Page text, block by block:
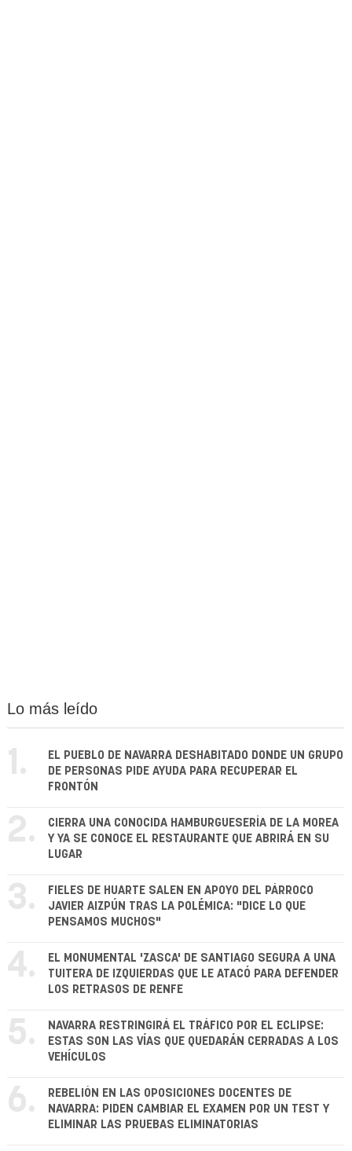
Lo más leído
1.
EL PUEBLO DE NAVARRA DESHABITADO DONDE UN GRUPO
DE PERSONAS PIDE AYUDA PARA RECUPERAR EL
FRONTÓN
2.
CIERRA UNA CONOCIDA HAMBURGUESERÍA DE LA MOREA
Y YA SE CONOCE EL RESTAURANTE QUE ABRIRÁ EN SU
LUGAR
3.
FIELES DE HUARTE SALEN EN APOYO DEL PÁRROCO
JAVIER AIZPÚN TRAS LA POLÉMICA: "DICE LO QUE
PENSAMOS MUCHOS"
4.
EL MONUMENTAL 'ZASCA' DE SANTIAGO SEGURA A UNA
TUITERA DE IZQUIERDAS QUE LE ATACÓ PARA DEFENDER
LOS RETRASOS DE RENFE
5.
NAVARRA RESTRINGIRÁ EL TRÁFICO POR EL ECLIPSE:
ESTAS SON LAS VÍAS QUE QUEDARÁN CERRADAS A LOS
VEHÍCULOS
6.
REBELIÓN EN LAS OPOSICIONES DOCENTES DE
NAVARRA: PIDEN CAMBIAR EL EXAMEN POR UN TEST Y
ELIMINAR LAS PRUEBAS ELIMINATORIAS